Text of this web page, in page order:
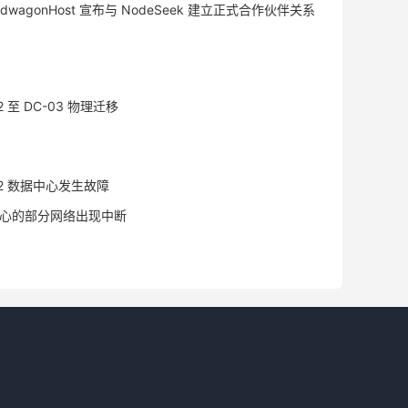
宣布与 NodeSeek 建立正式合作伙伴关系
至 DC-03 物理迁移
数据中心发生故障
的部分网络出现中断